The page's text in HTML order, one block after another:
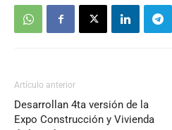
Artículo anterior
Desarrollan 4ta versión de la
Expo Construcción y Vivienda